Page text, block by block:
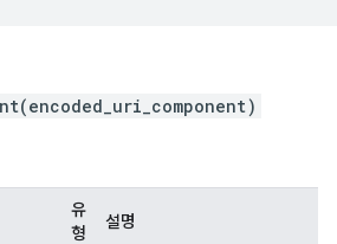
유
형
설명